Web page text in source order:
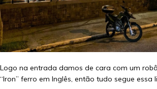
Logo na entrada damos de cara com um
“Iron” ferro em Inglês, então tudo segue essa